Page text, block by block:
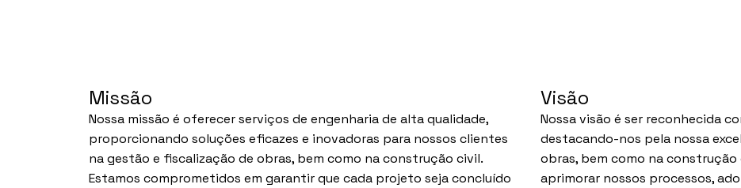
Missão
Nossa missão é oferecer serviços de engenharia de alta qualidade,
proporcionando soluções eficazes e inovadoras para nossos clientes
na gestão e fiscalização de obras, bem como na construção civil.
Estamos comprometidos em garantir que cada projeto seja concluído
Visão
Nossa visão é ser reconhecida
destacando-nos pela nossa
obras, bem como na
aprimorar nossos processos,